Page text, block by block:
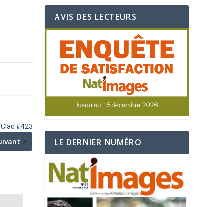
#423
AVIS DES LECTEURS
LE DERNIER NUMÉRO